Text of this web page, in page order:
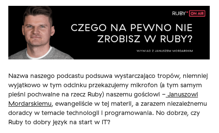
Nazwa naszego podcastu podsuwa wystarczająco tropów, niemniej
wyjątkowo w tym odcinku przekazujemy mikrofon (a tym samym
pieśni pochwalne na rzecz Ruby) naszemu gościowi -Januszowi
Mordarskiemu, ewangeliście w tej materii, a zarazem niezależnemu
doradcy w temacie technologii i programowania. No dobrze, czy
Ruby to dobry język na start w IT?